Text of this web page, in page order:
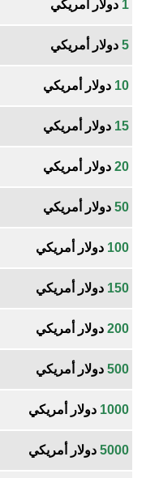
1 دولار أمريكي
5 دولار أمريكي
10 دولار أمريكي
15 دولار أمريكي
20 دولار أمريكي
50 دولار أمريكي
100 دولار أمريكي
150 دولار أمريكي
200 دولار أمريكي
500 دولار أمريكي
1000 دولار أمريكي
5000 دولار أمريكي